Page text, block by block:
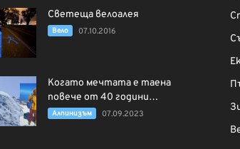
Светеща велоалея
Вело 07.10.2016
Когато мечтата е таена
повече от 40 години…
Алпинизъм 07.09.2023